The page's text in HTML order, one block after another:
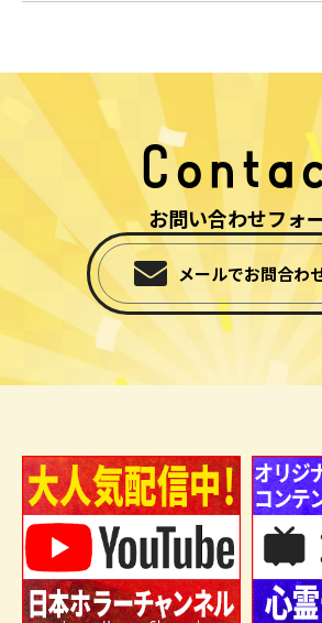
お問い合わせフォ
メールでお問合わ